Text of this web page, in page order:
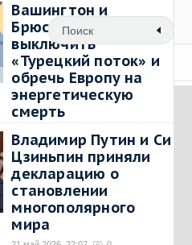
Вашингтон и
Брюссель стремятся
выключить
«Турецкий поток» и
обречь Европу на
энергетическую
смерть
→
Владимир Путин и Си
Цзиньпин приняли
декларацию о
становлении
многополярного
мира